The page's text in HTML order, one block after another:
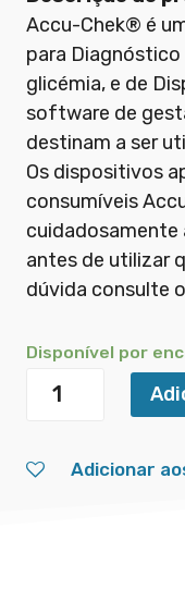
Accu-Chek® é
para
glicémia, e de
software de
destinam a ser
Os dispositivos
consumíveis
cuidadosamente
antes de utilizar
dúvida consulte
Disponível por
Quantidade
Chek®
Adicionar